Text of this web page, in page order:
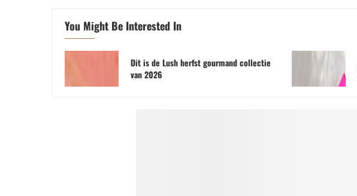
You Might Be Interested In
Dit is de Lush herfst gourmand collectie
van 2026